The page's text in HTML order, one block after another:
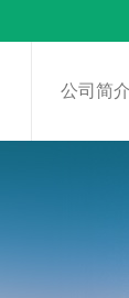
公司简介